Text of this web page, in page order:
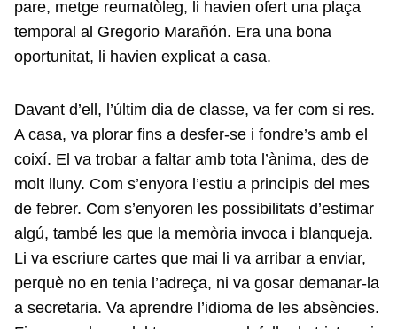
pare, metge reumatòleg, li havien ofert una plaça
temporal al Gregorio Marañón. Era una bona
oportunitat, li havien explicat a casa.
Davant d’ell, l’últim dia de classe, va fer com si res.
A casa, va plorar fins a desfer-se i fondre’s amb el
coixí. El va trobar a faltar amb tota l’ànima, des de
molt lluny. Com s’enyora l’estiu a principis del mes
de febrer. Com s’enyoren les possibilitats d’estimar
algú, també les que la memòria invoca i blanqueja.
Li va escriure cartes que mai li va arribar a enviar,
perquè no en tenia l’adreça, ni va gosar demanar-la
a secretaria. Va aprendre l’idioma de les absències.